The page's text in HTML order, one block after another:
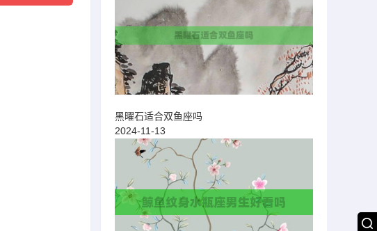
黑曜石适合双鱼座吗
2024-11-13